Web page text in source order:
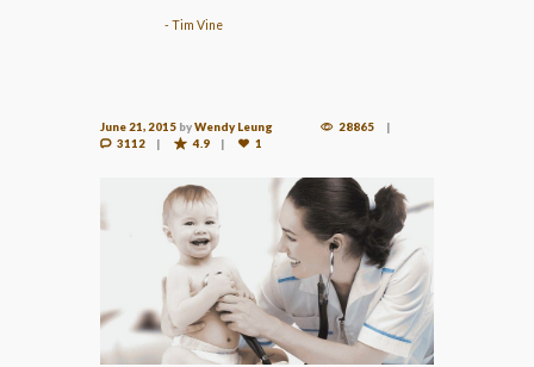
Tim Vine
June 21, 2015 byWendy Leung
28865
3112
4.9 1